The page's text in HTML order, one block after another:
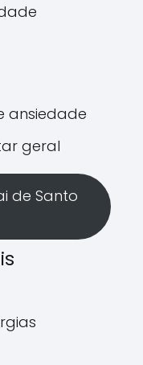
ansiedade
geral
de Santo